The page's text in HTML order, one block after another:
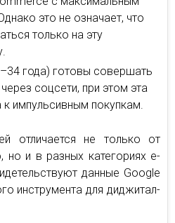
это не означает, что
только на эту
года) готовы совершать
соцсети, при этом эта
к импульсивным покупкам.
отличается не только от
но и в разных категориях e-
данные Google
инструмента для диджитал-